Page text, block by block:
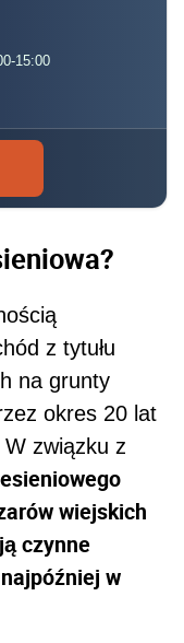
15:00
z tytułu
na grunty
okres 20 lat
związku z
wiejskich
czynne
w